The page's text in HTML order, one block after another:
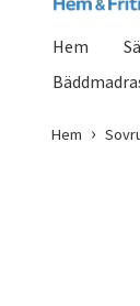
Hem
Hem